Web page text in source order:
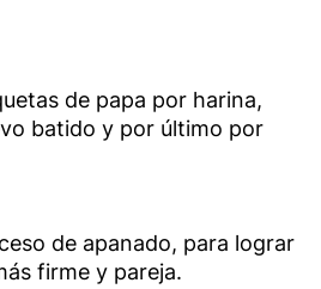
de papa por harina,
batido y por último por
de apanado, para lograr
firme y pareja.